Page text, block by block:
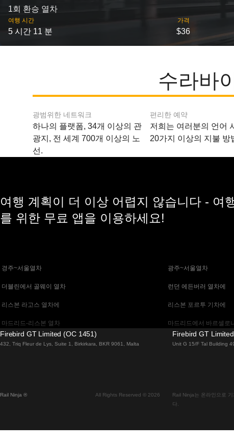
1회 환승 열차
여행 시간
5 시간 11 분
가격
$36
수라바
광범위한 네트워크
하나의 플랫폼, 34개 이상의 관
광지, 전 세계 700개 이상의 노
선.
편리한 예약
저희는 여러분의 언어
20가지 이상의 지불 방
여행 계획이 더 이상 어렵지 않습니다 - 여
를 위한 무료 앱을 이용하세요!
경주~서울열차 광주~서울열차
더블린에서 골웨이 열차 런던 에든버러 열차에
리스본 라고스 열차에 리스본 포르투 기차에
마드리드-리스본 열차 마드리드에서 바르셀로
말라가 마드리드 기차에 바르셀로나 마드리드 기
비엔나 부다페스트 기차에 비엔나에서 잘츠부르크
Firebird GT Limited (OC 1451)
432, Triq Fleur de Lys, Suite 1, Birkirkara, BKR 9061, Malta
Firebird GT
Unit G 15/F Tal Building
Rail Ninja ® All Rights Reserved © 2026
Rail Ninja는 온라인으로
다.